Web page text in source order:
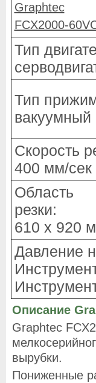
Graphtec
FCX2000-
Тип
Тип
вакуумный
Скорость
400 мм/сек
Область
резки:
610 x 920
Давление
Описание
Graphtec
вырубки.
Пониженные